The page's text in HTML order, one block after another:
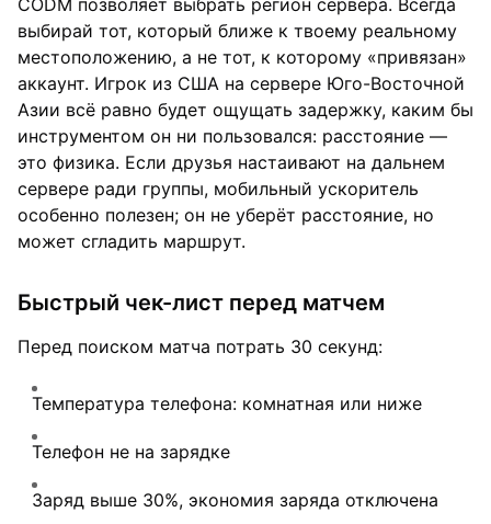
выбирай тот, который ближе к твоему реальному
местоположению, а не тот, к которому «привязан»
аккаунт. Игрок из США на сервере Юго-Восточной
Азии всё равно будет ощущать задержку, каким бы
инструментом он ни пользовался: расстояние —
это физика. Если друзья настаивают на дальнем
сервере ради группы, мобильный ускоритель
особенно полезен; он не уберёт расстояние, но
может сгладить маршрут.
Быстрый чек-лист перед матчем
Перед поиском матча потрать 30 секунд:
Температура телефона: комнатная или ниже
Телефон не на зарядке
Заряд выше 30%, экономия заряда отключена